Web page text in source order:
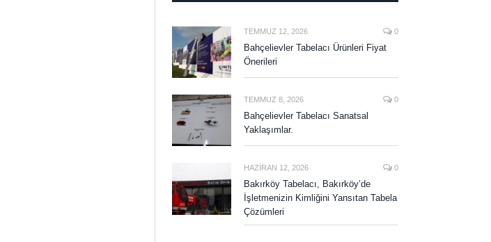
TEMMUZ 12, 2026 0
Bahçelievler Tabelacı Ürünleri Fiyat
Önerileri
TEMMUZ 8, 2026 0
Bahçelievler Tabelacı Sanatsal
Yaklaşımlar.
HAZIRAN 12, 2026 0
Bakırköy Tabelacı, Bakırköy’de
İşletmenizin Kimliğini Yansıtan Tabela
Çözümleri